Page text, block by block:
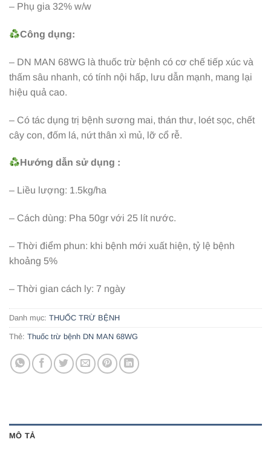
– Phụ gia 32% w/w
Công dụng:
– DN MAN 68WG là thuốc trừ bệnh có cơ chế tiếp xúc và
thấm sâu nhanh, có tính nội hấp, lưu dẫn mạnh, mang lại
hiệu quả cao.
– Có tác dụng trị bệnh sương mai, thán thư, loét sọc, chết
cây con, đốm lá, nứt thân xì mủ, lỡ cổ rễ.
Hướng dẫn sử dụng :
– Liều lượng: 1.5kg/ha
– Cách dùng: Pha 50gr với 25 lít nước.
– Thời điểm phun: khi bệnh mới xuất hiện, tỷ lệ bệnh
khoảng 5%
– Thời gian cách ly: 7 ngày
Danh mục: THUỐC TRỪ BỆNH
Thẻ: Thuốc trừ bệnh DN MAN 68WG
MÔ TẢ